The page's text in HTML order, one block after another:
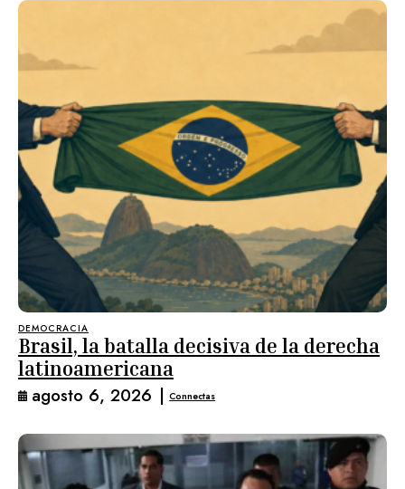
DEMOCRACIA
Brasil, la batalla decisiva de la derecha
latinoamericana
agosto 6, 2026 | Connectas